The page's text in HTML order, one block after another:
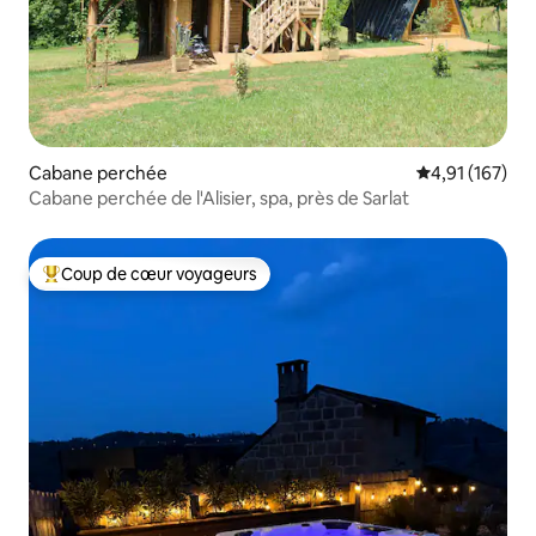
Cabane perchée Évaluation
4,91 (167)
Cabane perchée de l'Alisier, spa, près de Sarlat
Coups de cœur voyageurs les plus appréciés
Coup de cœur voyageurs